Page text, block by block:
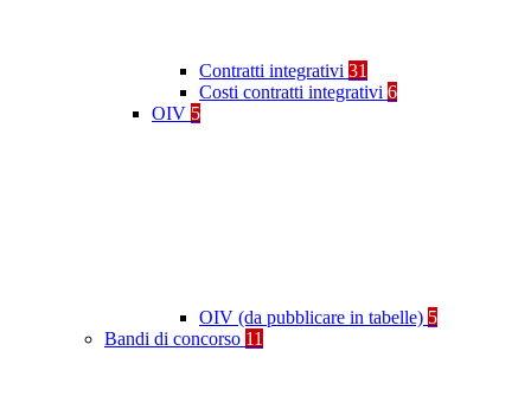
Contratti integrativi 31
Costi contratti integrativi 6
OIV 5
OIV (da pubblicare in tabelle) 5
Bandi di concorso 11